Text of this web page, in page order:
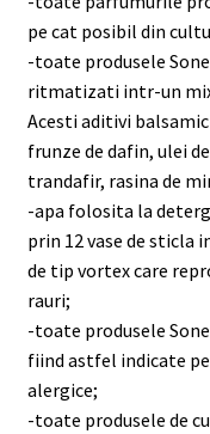
pe cat posibil din
-toate produsele
ritmatizati intr-un
Acesti aditivi
frunze de dafin, ulei
trandafir, rasina de
-apa folosita la
prin 12 vase de sticla
de tip vortex care
rauri;
-toate produsele
fiind astfel indicate
alergice;
-toate produsele de